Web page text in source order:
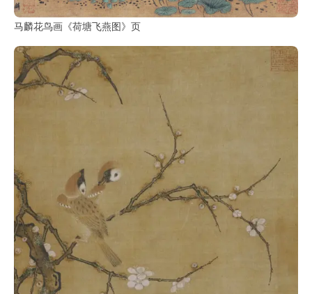
马麟花鸟画《荷塘飞燕图》页